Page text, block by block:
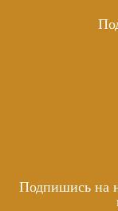
Подпишись на